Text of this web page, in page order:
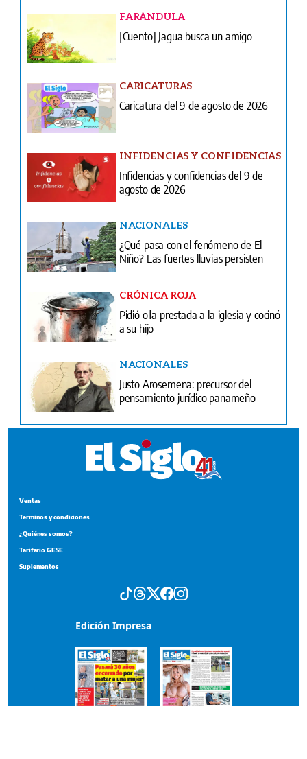
FARÁNDULA
[Cuento] Jagua busca un amigo
CARICATURAS
Caricatura del 9 de agosto de 2026
INFIDENCIAS Y CONFIDENCIAS
Infidencias y confidencias del 9 de
agosto de 2026
NACIONALES
¿Qué pasa con el fenómeno de El
Niño? Las fuertes lluvias persisten
CRÓNICA ROJA
Pidió olla prestada a la iglesia y cocinó
a su hijo
NACIONALES
Justo Arosemena: precursor del
pensamiento jurídico panameño
Ventas
Terminos y condiciones
¿Quiénes somos?
Tarifario GESE
Suplementos
Edición Impresa